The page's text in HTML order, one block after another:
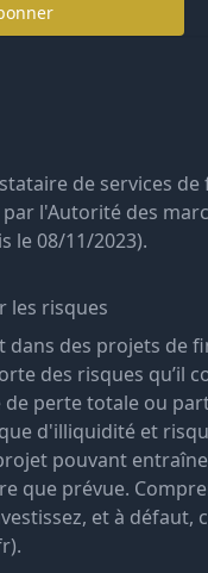
de services
l'Autorité des
le 08/11/2023).
les risques
dans des projets de
des risques qu’il
perte totale ou
d'illiquidité et
pouvant
que prévue.
et à défaut,